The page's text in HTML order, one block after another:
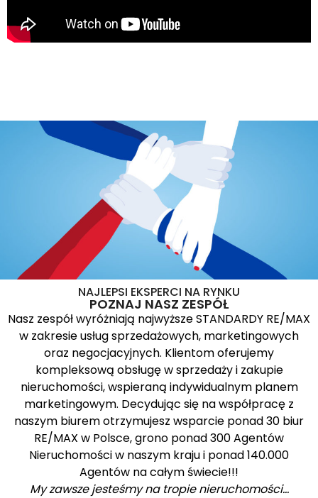
NAJLEPSI EKSPERCI NA RYNKU
POZNAJ NASZ ZESPÓŁ
Nasz zespół wyróżniają najwyższe STANDARDY RE/MAX
w zakresie usług sprzedażowych, marketingowych
oraz negocjacyjnych. Klientom oferujemy
kompleksową obsługę w sprzedaży i zakupie
nieruchomości, wspieraną indywidualnym planem
marketingowym. Decydując się na współpracę z
naszym biurem otrzymujesz wsparcie ponad 30 biur
RE/MAX w Polsce, grono ponad 300 Agentów
Nieruchomości w naszym kraju i ponad 140.000
Agentów na całym świecie!!!
My zawsze jesteśmy na tropie nieruchomości…